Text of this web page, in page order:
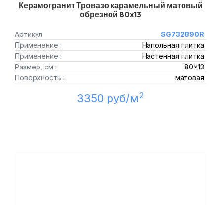
Керамогранит Тровазо карамельный матовый
обрезной 80x13
Артикул
SG732890R
Применение :
Напольная плитка
Применение :
Настенная плитка
Размер, см :
80x13
Поверхность :
матовая
3350 руб/м2